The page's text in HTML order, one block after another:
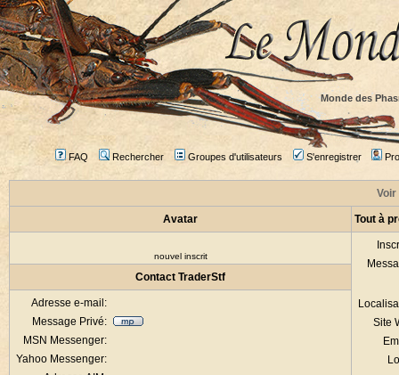
Monde des
FAQ Rechercher Groupes d'utilisateurs S'enregistrer
Voir
Avatar Tout à
nouvel inscrit
Site
Contact TraderStf
Adresse e-mail:
Message Privé:
MSN Messenger:
Yahoo Messenger: